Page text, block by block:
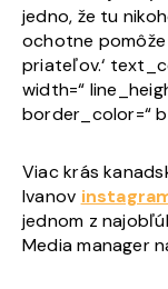
jedno, že tu
ochotne
priateľov.‘
width=“
border_color=“
Viac krás
Ivanov
jednom z
Media manager